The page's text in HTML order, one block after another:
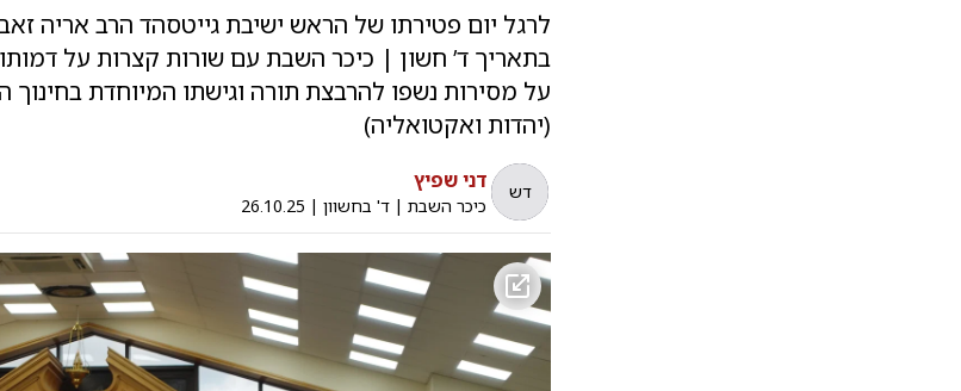
לרגל יום פטירתו של הראש ישיבת גייטסהד הרב אריה
בתאריך ד’ חשון | כיכר השבת עם שורות קצרות על
על מסירות נשפו להרבצת תורה וגישתו המיוחדת
(יהדות ואקטואליה)
דש דני שפיץ
כיכר השבת| ד' בחשוון |
26.10.25